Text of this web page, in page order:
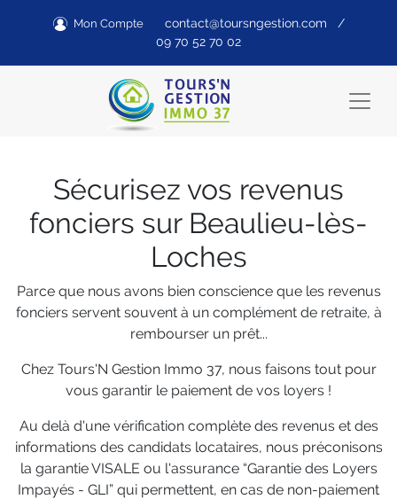
Mon Compte contact@toursngestion.com /
09 70 52 70 02
Sécurisez vos revenus
fonciers sur Beaulieu-lès-
Loches
Parce que nous avons bien conscience que les revenus
fonciers servent souvent à un complément de retraite, à
rembourser un prêt...
Chez Tours'N Gestion Immo 37, nous faisons tout pour
vous garantir le paiement de vos loyers !
Au delà d'une vérification complète des revenus et des
informations des candidats locataires, nous préconisons
la garantie VISALE ou l'assurance “Garantie des Loyers
Impayés - GLI” qui permettent, en cas de non-paiement